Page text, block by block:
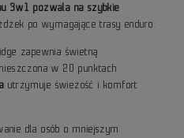
3w1 pozwala na szybkie
po wymagające trasy enduro.
zapewnia świetną
w 20 punktach
utrzymuje świeżość i komfort
dla osób o mniejszym